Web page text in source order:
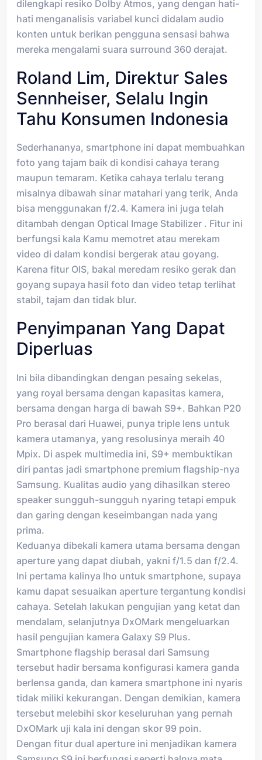
dilengkapi resiko Dolby Atmos, yang dengan hati-
hati menganalisis variabel kunci didalam audio
konten untuk berikan pengguna sensasi bahwa
mereka mengalami suara surround 360 derajat.
Roland Lim, Direktur Sales
Sennheiser, Selalu Ingin
Tahu Konsumen Indonesia
Sederhananya, smartphone ini dapat membuahkan
foto yang tajam baik di kondisi cahaya terang
maupun temaram. Ketika cahaya terlalu terang
misalnya dibawah sinar matahari yang terik, Anda
bisa menggunakan f/2.4. Kamera ini juga telah
ditambah dengan Optical Image Stabilizer . Fitur ini
berfungsi kala Kamu memotret atau merekam
video di dalam kondisi bergerak atau goyang.
Karena fitur OIS, bakal meredam resiko gerak dan
goyang supaya hasil foto dan video tetap terlihat
stabil, tajam dan tidak blur.
Penyimpanan Yang Dapat
Diperluas
Ini bila dibandingkan dengan pesaing sekelas,
yang royal bersama dengan kapasitas kamera,
bersama dengan harga di bawah S9+. Bahkan P20
Pro berasal dari Huawei, punya triple lens untuk
kamera utamanya, yang resolusinya meraih 40
Mpix. Di aspek multimedia ini, S9+ membuktikan
diri pantas jadi smartphone premium flagship-nya
Samsung. Kualitas audio yang dihasilkan stereo
speaker sungguh-sungguh nyaring tetapi empuk
dan garing dengan keseimbangan nada yang
prima.
Keduanya dibekali kamera utama bersama dengan
aperture yang dapat diubah, yakni f/1.5 dan f/2.4.
Ini pertama kalinya lho untuk smartphone, supaya
kamu dapat sesuaikan aperture tergantung kondisi
cahaya. Setelah lakukan pengujian yang ketat dan
mendalam, selanjutnya DxOMark mengeluarkan
hasil pengujian kamera Galaxy S9 Plus.
Smartphone flagship berasal dari Samsung
tersebut hadir bersama konfigurasi kamera ganda
berlensa ganda, dan kamera smartphone ini nyaris
tidak miliki kekurangan. Dengan demikian, kamera
tersebut melebihi skor keseluruhan yang pernah
DxOMark uji kala ini dengan skor 99 poin.
Dengan fitur dual aperture ini menjadikan kamera